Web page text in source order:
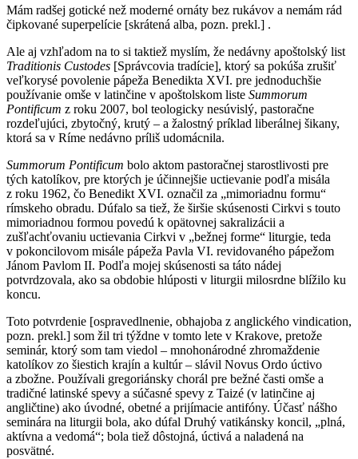
Mám radšej gotické než moderné ornáty bez rukávov a nemám rád
čipkované superpelície [skrátená alba, pozn. prekl.] .
Ale aj vzhľadom na to si taktiež myslím, že nedávny apoštolský list
Traditionis Custodes [Správcovia tradície], ktorý sa pokúša zrušiť
veľkorysé povolenie pápeža Benedikta XVI. pre jednoduchšie
používanie omše v latinčine v apoštolskom liste Summorum
Pontificum z roku 2007, bol teologicky nesúvislý, pastoračne
rozdeľujúci, zbytočný, krutý – a žalostný príklad liberálnej šikany,
ktorá sa v Ríme nedávno príliš udomácnila.
Summorum Pontificum bolo aktom pastoračnej starostlivosti pre
tých katolíkov, pre ktorých je účinnejšie uctievanie podľa misála
z roku 1962, čo Benedikt XVI. označil za „mimoriadnu formu“
rímskeho obradu. Dúfalo sa tiež, že širšie skúsenosti Cirkvi s touto
mimoriadnou formou povedú k opätovnej sakralizácii a
zušľachťovaniu uctievania Cirkvi v „bežnej forme“ liturgie, teda
v pokoncilovom misále pápeža Pavla VI. revidovaného pápežom
Jánom Pavlom II. Podľa mojej skúsenosti sa táto nádej
potvrdzovala, ako sa obdobie hlúposti v liturgii milosrdne blížilo ku
koncu.
Toto potvrdenie [ospravedlnenie, obhajoba z anglického vindication,
pozn. prekl.] som žil tri týždne v tomto lete v Krakove, pretože
seminár, ktorý som tam viedol – mnohonárodné zhromaždenie
katolíkov zo šiestich krajín a kultúr – slávil Novus Ordo úctivo
a zbožne. Používali gregoriánsky chorál pre bežné časti omše a
tradičné latinské spevy a súčasné spevy z Taizé (v latinčine aj
angličtine) ako úvodné, obetné a prijímacie antifóny. Účasť nášho
seminára na liturgii bola, ako dúfal Druhý vatikánsky koncil, „plná,
aktívna a vedomá“; bola tiež dôstojná, úctivá a naladená na
posvätné.